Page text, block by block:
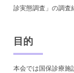
診実態調査」の調査
目的
本会では国保診療施